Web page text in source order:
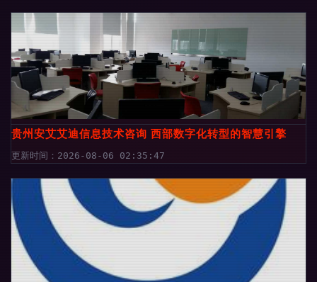
贵州安艾艾迪信息技术咨询 西部数字化转型的智慧引擎
更新时间：2026-08-06 02:35:47